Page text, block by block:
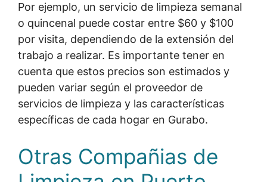
Por ejemplo, un servicio de limpieza semanal
o quincenal puede costar entre $60 y $100
por visita, dependiendo de la extensión del
trabajo a realizar. Es importante tener en
cuenta que estos precios son estimados y
pueden variar según el proveedor de
servicios de limpieza y las características
específicas de cada hogar en Gurabo.
Otras Compañias de